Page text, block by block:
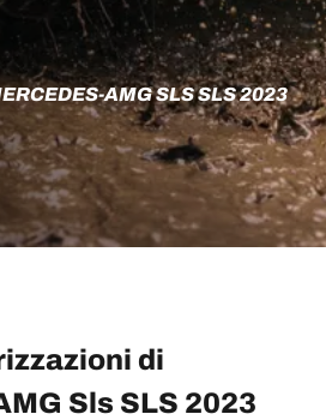
AMG SLS SLS 2023
di
Sls SLS 2023